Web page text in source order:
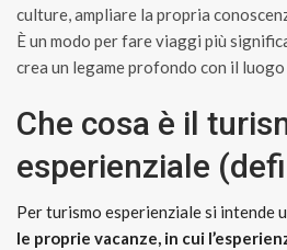
culture, ampliare la propria
È un modo per fare viaggi più
crea un legame profondo con il
Che cosa è il
esperienziale
Per turismo esperienziale si intende
le proprie vacanze, in cui